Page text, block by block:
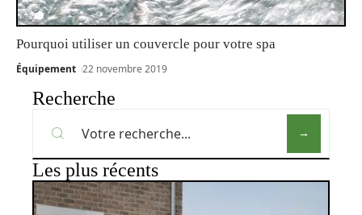
Pourquoi utiliser un couvercle pour votre spa
Équipement 22 novembre 2019
Recherche
Les plus récents